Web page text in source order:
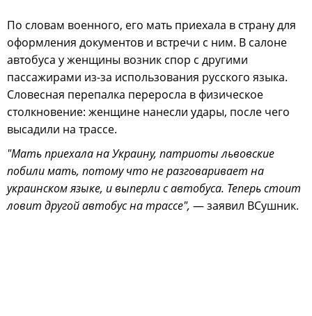
По словам военного, его мать приехала в страну для
оформления документов и встречи с ним. В салоне
автобуса у женщины возник спор с другими
пассажирами из-за использования русского языка.
Словесная перепалка переросла в физическое
столкновение: женщине нанесли удары, после чего
высадили на трассе.
"Мать приехала на Украину, патриоты львовские
побили мать, потому что не разговаривает на
украинском языке, и выперли с автобуса. Теперь стоит
ловит другой автобус на трассе", — заявил ВСушник.